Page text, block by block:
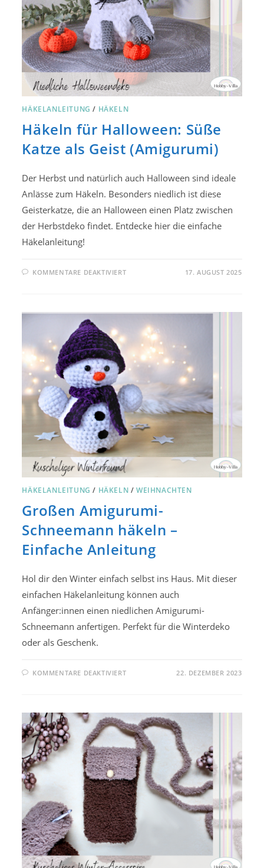
HÄKELANLEITUNG / HÄKELN
Häkeln für Halloween: Süße
Katze als Geist (Amigurumi)
Der Herbst und natürlich auch Halloween sind ideale
Anlässe zum Häkeln. Besonders niedlich ist diese
Geisterkatze, die an Halloween einen Platz zwischen
der Herbstdeko findet. Entdecke hier die einfache
Häkelanleitung!
KOMMENTARE DEAKTIVIERTFÜR
ATZE A
LS G
EIST (
AMIGURUMI)
17. AUGUST 2025
HÄKELANLEITUNG / HÄKELN /WEIHNACHTEN
Großen Amigurumi-
Schneemann häkeln –
Einfache Anleitung
Hol dir den Winter einfach selbst ins Haus. Mit dieser
einfachen Häkelanleitung können auch
Anfänger:innen einen niedlichen Amigurumi-
Schneemann anfertigen. Perfekt für die Winterdeko
oder als Geschenk.
KOMMENTARE DEAKTIVIERTFÜR
E
INFACHE A
NLEITUNG
22. DEZEMBER 2023